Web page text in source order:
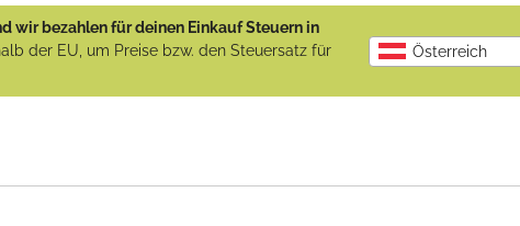
wir bezahlen für deinen Einkauf Steuern in
der EU, um Preise bzw. den Steuersatz für
Österreich